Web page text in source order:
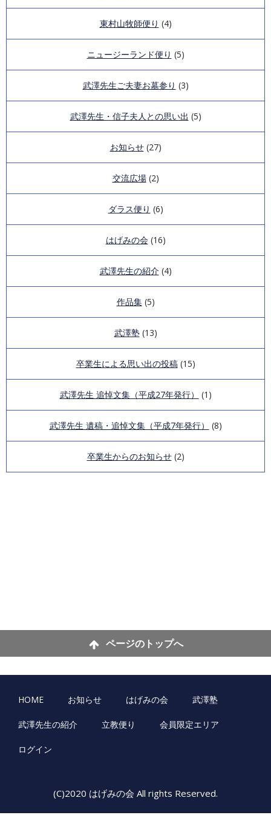
会報「はげみ」第6号
会報「はげみ」第5号
会報「はげみ」第4号
会報「はげみ」第3号
会報「はげみ」第2号
会報「はげみ」第1号
講演録第1回
東村山牧師便り (4)
ニュージーランド便り (5)
武澤先生ご夫妻お墓参り (3)
武澤先生・信子夫人との思い出 (5)
お知らせ(27)
交流広場(2)
ダラス便り (6)
はげみの会(16)
武澤先生の紹介(4)
作品集(5)
武澤塾(13)
卒業生による思い出の投稿(15)
武澤先生 追悼文集（平成27年発行） (1)
武澤先生 遺稿・追悼文集（平成7年発行） (8)
卒業生からのお知らせ(2)
ページのトップへ
HOME お知らせ はげみの会 武澤塾
武澤先生の紹介 立教便り 会員限定エリア
ログイン
(C)2020 はげみの会 All rights Reserved.